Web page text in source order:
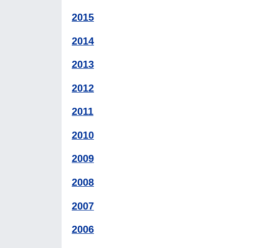
2015
2014
2013
2012
2011
2010
2009
2008
2007
2006